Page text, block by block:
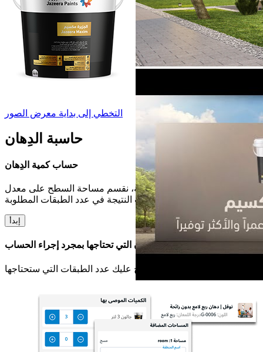
التخطي إلى بداية معرض الصور
حاسبة الدِهان
حساب كمية الدِهان
لتحديد كمية الدِهان المطلوبة، نقسم مساحة السطح على معدل
التغطية لكل لتر ثم نضرب النتيجة في عدد الطبقات المطلوبة.
إبدأ
سيتم عرض كمية الدِهان التي تحتاجها بمجرد إجراء الحساب